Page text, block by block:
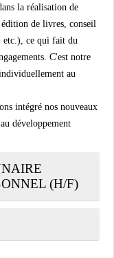
la réalisation de
de livres, conseil
etc.), ce qui fait du
C'est notre
au
intégré nos nouveaux
développement
(H/F)